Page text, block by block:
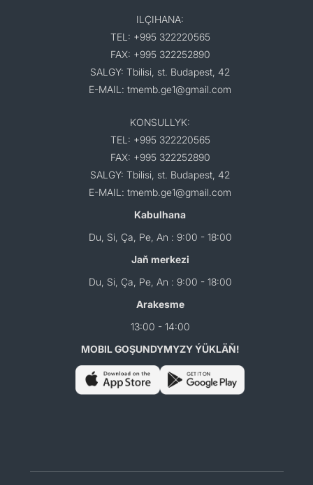
ILÇIHANA:
TEL: +995 322220565
FAX: +995 322252890
SALGY: Tbilisi, st. Budapest, 42
E-MAIL: tmemb.ge1@gmail.com
KONSULLYK:
TEL: +995 322220565
FAX: +995 322252890
SALGY: Tbilisi, st. Budapest, 42
E-MAIL: tmemb.ge1@gmail.com
Kabulhana
Du, Si, Ça, Pe, An : 9:00 - 18:00
Jaň merkezi
Du, Si, Ça, Pe, An : 9:00 - 18:00
Arakesme
13:00 - 14:00
MOBIL GOŞUNDYMYZY ÝÜKLÄŇ!